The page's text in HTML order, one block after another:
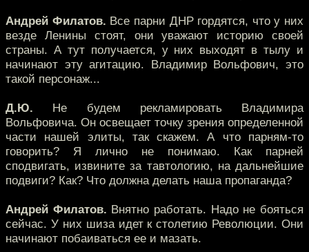
Андрей Филатов. Все парни ДНР гордятся, что у них
везде Ленины стоят, они уважают историю своей
страны. А тут получается, у них выходят в тылу и
начинают эту агитацию. Владимир Вольфович, это
такой персонаж...
Д.Ю. Не будем рекламировать Владимира
Вольфовича. Он освещает точку зрения определенной
части нашей элиты, так скажем. А что парням-то
говорить? Я лично не понимаю. Как парней
сподвигать, извините за тавтологию, на дальнейшие
подвиги? Как? Что должна делать наша пропаганда?
Андрей Филатов. Внятно работать. Надо не бояться
сейчас. У них шиза идет к столетию Революции. Они
начинают побаиваться ее и мазать.